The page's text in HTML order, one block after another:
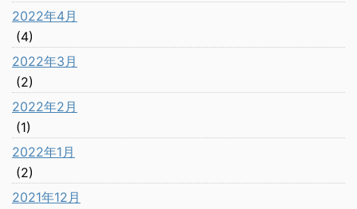
2022年4月
(4)
2022年3月
(2)
2022年2月
(1)
2022年1月
(2)
2021年12月